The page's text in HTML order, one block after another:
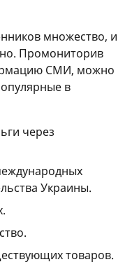
множество, и
Промониторив
СМИ, можно
в
через
Украины.
товаров.